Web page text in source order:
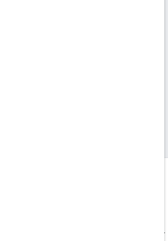
ถามคําถามภายใต้แท็ก google-